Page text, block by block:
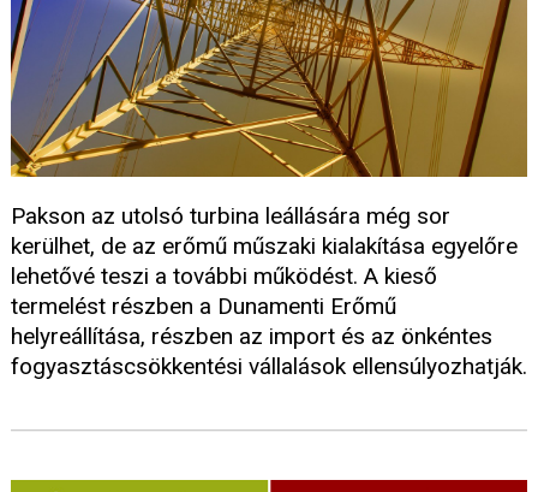
Pakson az utolsó turbina leállására még sor
kerülhet, de az erőmű műszaki kialakítása egyelőre
lehetővé teszi a további működést. A kieső
termelést részben a Dunamenti Erőmű
helyreállítása, részben az import és az önkéntes
fogyasztáscsökkentési vállalások ellensúlyozhatják.